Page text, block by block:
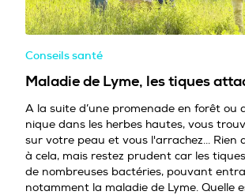
Conseils santé
Maladie de Lyme, les tiques
A la suite d’une promenade en forêt ou
nique dans les herbes hautes, vous
sur votre peau et vous l'arrachez... Rien
à cela, mais restez prudent car les
de nombreuses bactéries, pouvant
notamment la maladie de Lyme. Quelle